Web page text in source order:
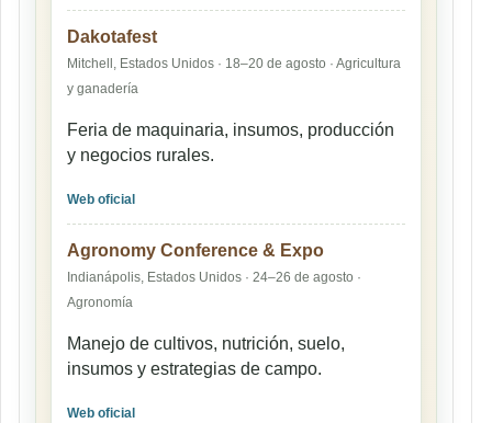
Dakotafest
Mitchell, Estados Unidos · 18–20 de agosto · Agricultura
y ganadería
Feria de maquinaria, insumos, producción
y negocios rurales.
Web oficial
Agronomy Conference & Expo
Indianápolis, Estados Unidos · 24–26 de agosto ·
Agronomía
Manejo de cultivos, nutrición, suelo,
insumos y estrategias de campo.
Web oficial